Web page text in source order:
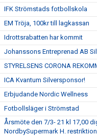
IFK Strömstads fotbollskola
EM Tröja, 100kr till lagkassan
Idrottsrabatten har kommit
Johanssons Entreprenad AB
STYRELSENS CORONA
ICA Kvantum Silversponsor!
Erbjudande Nordic Wellness
Fotbollsläger i Strömstad
Årsmöte den 7/3- 21 kl 17,00
NordbySupermark H.